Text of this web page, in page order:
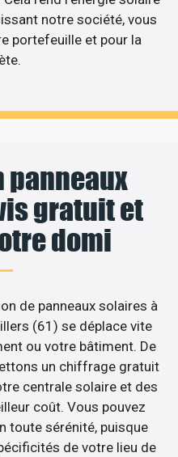
notre société, vous
portefeuille et pour la
gratuit et
domi
de panneaux solaires à
(61) se déplace vite
ou votre bâtiment. De
un chiffrage gratuit
centrale solaire et des
coût. Vous pouvez
toute sérénité, puisque
de votre lieu de